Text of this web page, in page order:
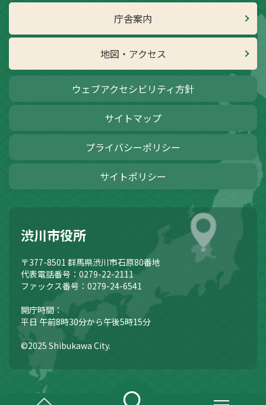
庁舎案内
地図・アクセス
ウェブアクセシビリティ方針
サイトマップ
プライバシーポリシー
サイトポリシー
渋川市役所
〒377-8501 群馬県渋川市石原80番地
代表電話番号：0279-22-2111
ファックス番号：0279-24-6541
開庁時間：
平日 午前8時30分から午後5時15分
©2025 Shibukawa City.